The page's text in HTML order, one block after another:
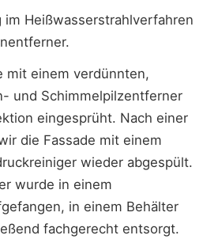
im Heißwasserstrahlverfahren
mit einem verdünnten,
und Schimmelpilzentferner
eingesprüht. Nach einer
die Fassade mit einem
wieder abgespült.
wurde in einem
in einem Behälter
fachgerecht entsorgt.